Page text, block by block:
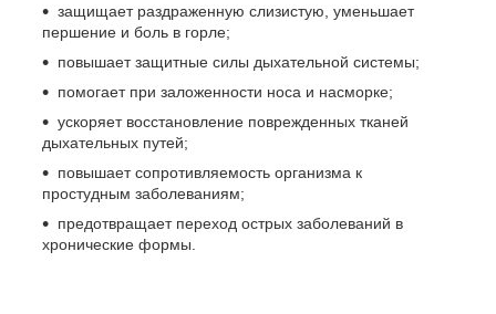
защищает раздраженную слизистую, уменьшает
першение и боль в горле;
повышает защитные силы дыхательной системы;
помогает при заложенности носа и насморке;
ускоряет восстановление поврежденных тканей
дыхательных путей;
повышает сопротивляемость организма к
простудным заболеваниям;
предотвращает переход острых заболеваний в
хронические формы.